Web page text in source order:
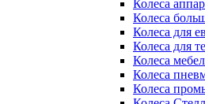
Колеса
Колеса
Колеса для
Колеса для
Колеса
Колеса
Колеса